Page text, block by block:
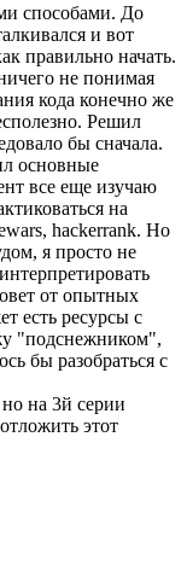
способами. До
и вот
правильно начать.
не понимая
кода конечно же
Решил
бы сначала.
основные
все еще изучаю
на
hackerrank. Но
я просто не
от опытных
есть ресурсы с
"подснежником",
бы разобраться с
на 3й серии
этот